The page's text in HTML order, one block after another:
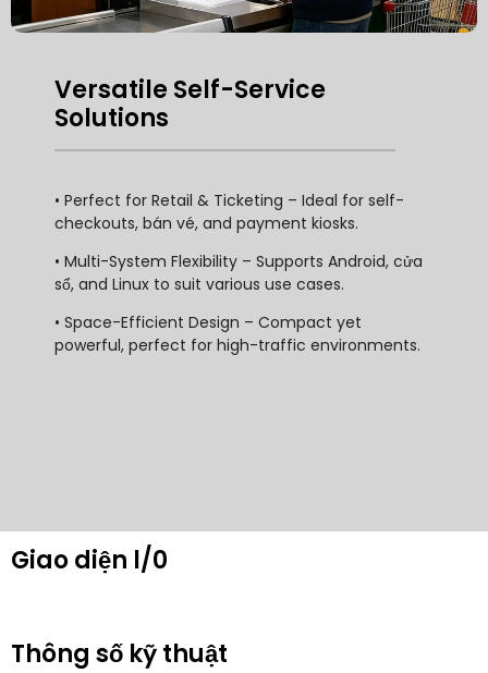
Versatile Self-Service
Solutions
• Perfect for Retail & Ticketing – Ideal for self-
checkouts, bán vé, and payment kiosks.
• Multi-System Flexibility – Supports Android, cửa
sổ, and Linux to suit various use cases.
• Space-Efficient Design – Compact yet
powerful, perfect for high-traffic environments.
Giao diện l/0
Thông số kỹ thuật